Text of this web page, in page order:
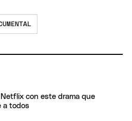
con este drama que
a todos